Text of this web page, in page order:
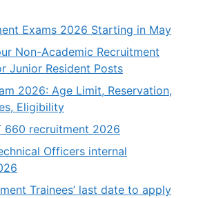
Exams 2026 Starting in May
Non-Academic Recruitment
Junior Resident Posts
2026: Age Limit, Reservation,
Eligibility
660 recruitment 2026
Officers internal
Trainees’ last date to apply